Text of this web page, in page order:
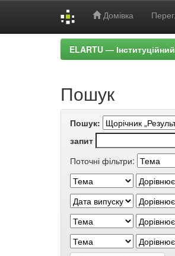
Домівка
ELARTU —
Пошук
Пошук:
запит
Поточні фільтри: